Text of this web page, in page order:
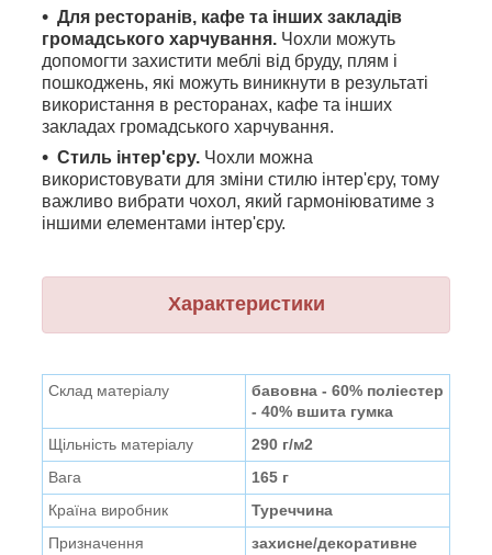
Для ресторанів, кафе та інших закладів
громадського харчування. Чохли можуть
допомогти захистити меблі від бруду, плям і
пошкоджень, які можуть виникнути в результаті
використання в ресторанах, кафе та інших
закладах громадського харчування.
Стиль інтер'єру. Чохли можна
використовувати для зміни стилю інтер'єру, тому
важливо вибрати чохол, який гармоніюватиме з
іншими елементами інтер'єру.
Характеристики
Склад матеріалу
бавовна - 60% поліестер
- 40% вшита гумка
Щільність матеріалу
290 г/м2
Вага
165 г
Країна виробник
Туреччина
Призначення
захисне/декоративне